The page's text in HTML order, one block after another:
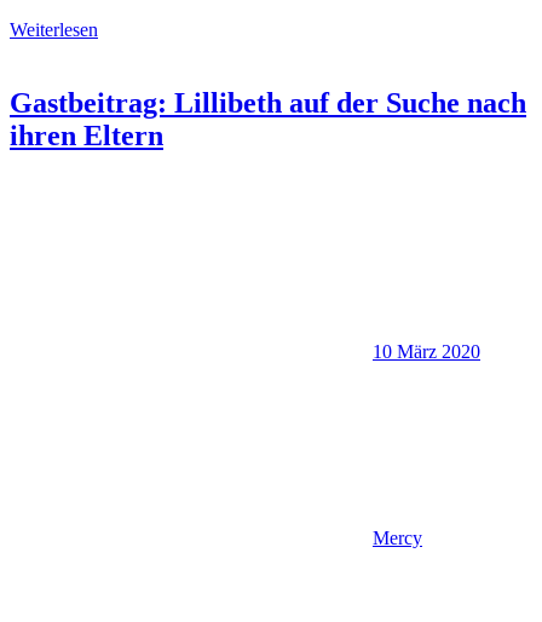
Weiterlesen
Gastbeitrag: Lillibeth auf der Suche nach
ihren Eltern
10 März 2020
Mercy